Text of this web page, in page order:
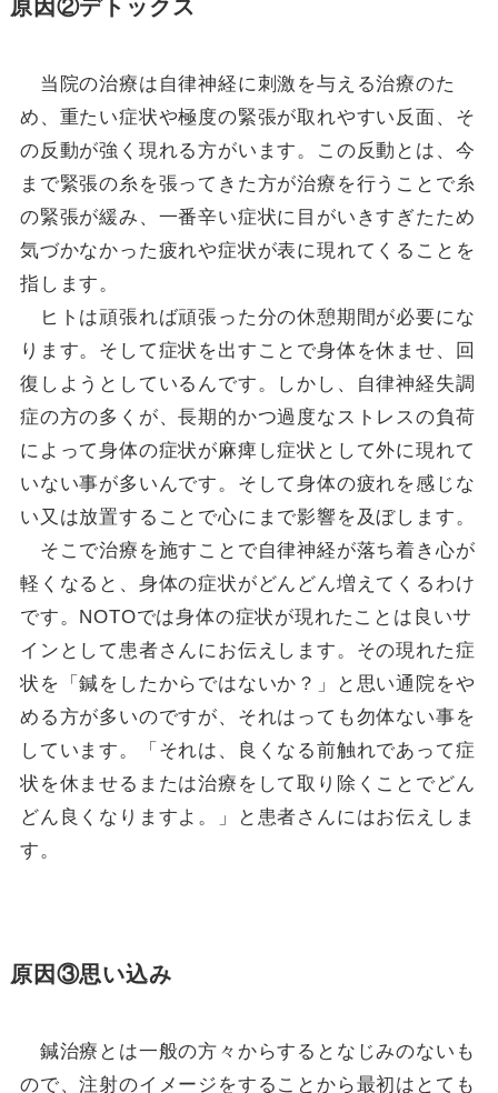
原因②デトックス
当院の治療は自律神経に刺激を与える治療のた
め、重たい症状や極度の緊張が取れやすい反面、そ
の反動が強く現れる方がいます。この反動とは、今
まで緊張の糸を張ってきた方が治療を行うことで糸
の緊張が緩み、一番辛い症状に目がいきすぎたため
気づかなかった疲れや症状が表に現れてくることを
指します。
ヒトは頑張れば頑張った分の休憩期間が必要にな
ります。そして症状を出すことで身体を休ませ、回
復しようとしているんです。しかし、自律神経失調
症の方の多くが、長期的かつ過度なストレスの負荷
によって身体の症状が麻痺し症状として外に現れて
いない事が多いんです。そして身体の疲れを感じな
い又は放置することで心にまで影響を及ぼします。
そこで治療を施すことで自律神経が落ち着き心が
軽くなると、身体の症状がどんどん増えてくるわけ
です。NOTOでは身体の症状が現れたことは良いサ
インとして患者さんにお伝えします。その現れた症
状を「鍼をしたからではないか？」と思い通院をや
める方が多いのですが、それはっても勿体ない事を
しています。「それは、良くなる前触れであって症
状を休ませるまたは治療をして取り除くことでどん
どん良くなりますよ。」と患者さんにはお伝えしま
す。
原因③思い込み
鍼治療とは一般の方々からするとなじみのないも
ので、注射のイメージをすることから最初はとても